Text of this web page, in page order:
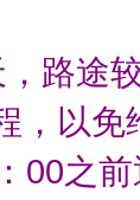
路途
，以
00之